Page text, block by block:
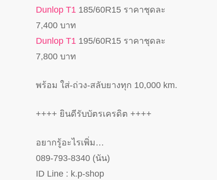
Dunlop T1 185/60R15 ราคาชุดละ
7,400 บาท
Dunlop T1 195/60R15 ราคาชุดละ
7,800 บาท
พร้อม ใส่-ถ่วง-สลับยางทุก 10,000 km.
++++ ยินดีรับบัตรเครดิต ++++
อยากรู้อะไรเพิ่ม…
089-793-8340 (นัน)
ID Line : k.p-shop